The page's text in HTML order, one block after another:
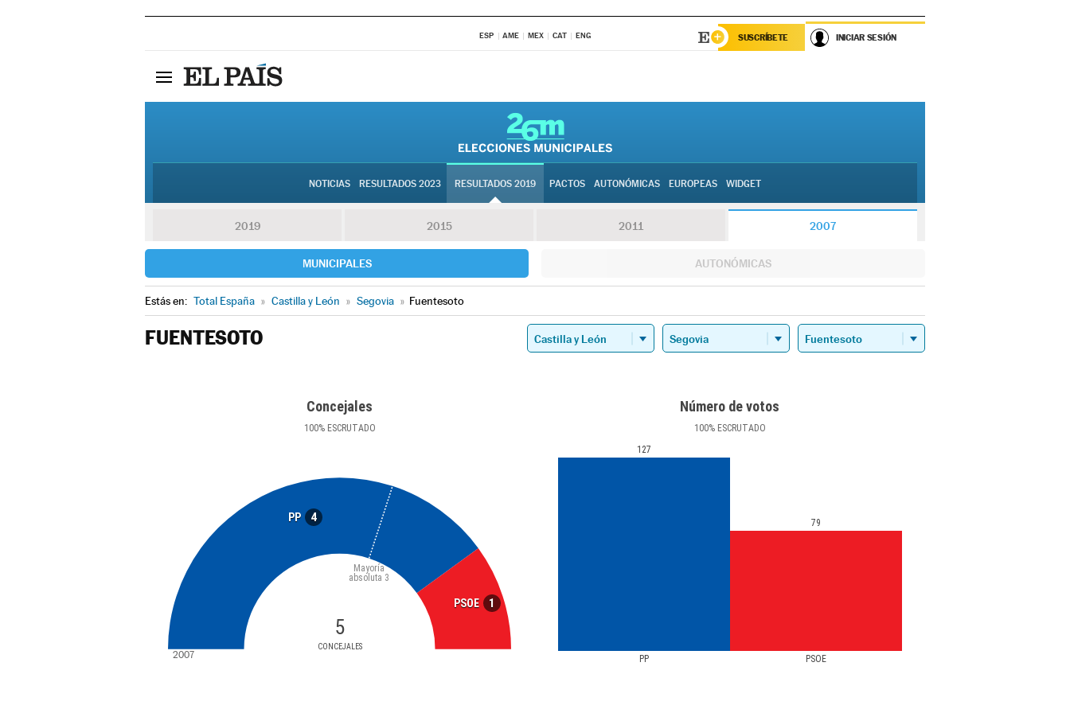
ESP AME MEX CAT ENG SUSCRÍBETE INICIAR SESIÓN
NOTICIAS RESULTADOS 2023 RESULTADOS 2019 PACTOS AUTONÓMICAS EUROPEAS WIDGET
2019 2015 2011 2007
MUNICIPALES AUTONÓMICAS
Estás en: Total España » Castilla y León » Segovia » Fuentesoto
FUENTESOTO
Concejales
100%ESCRUTADO
PP 4
PSOE 1
5
CONCEJALES
Mayoría
absoluta 3
2007
Número de votos
100%ESCRUTADO
PP PSOE
127
79